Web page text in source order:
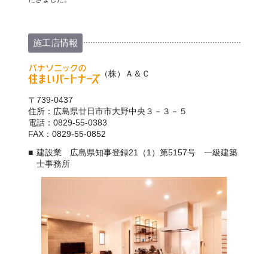
施工店情報
（株）Ａ＆Ｃ
〒739-0437
住所：広島県廿日市市大野中央３－３－５
電話：0829-55-0383
FAX：0829-55-0852
建設業 広島県知事登録21（1）第5157号 一級建築
士事務所